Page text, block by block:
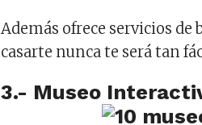
Además ofrece servicios de
casarte nunca te será tan
3.- Museo